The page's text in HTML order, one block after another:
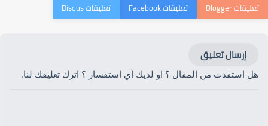
إرسال تعليق
هل استفدت من المقال ؟ او لديك أي استفسار ؟ اترك تعليقك لنا.